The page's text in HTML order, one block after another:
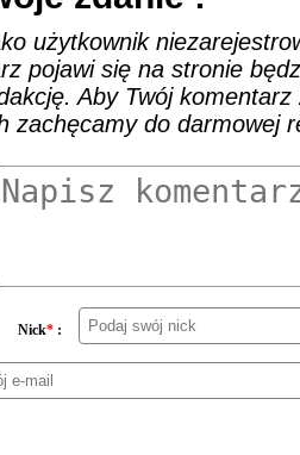
użytkownik
pojawi się na stronie
Aby Twój
zachęcamy do darmowej
Nick* :